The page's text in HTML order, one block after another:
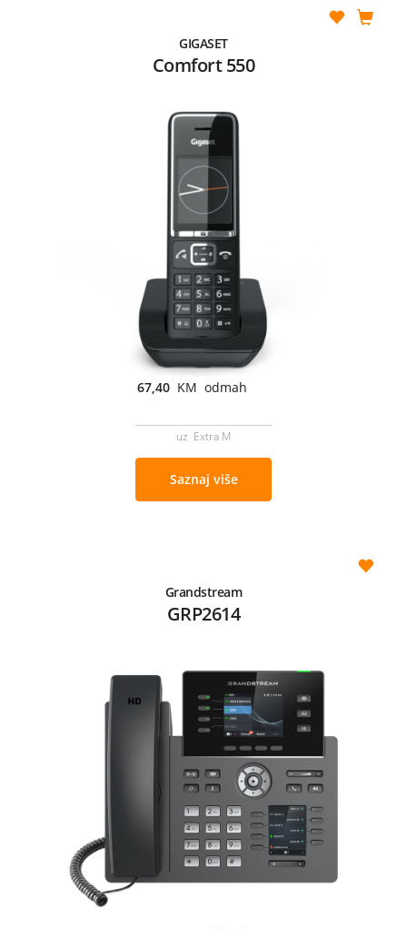
GIGASET
Comfort 550
67,40 KM odmah
uz Extra M
Saznaj više
Grandstream
GRP2614